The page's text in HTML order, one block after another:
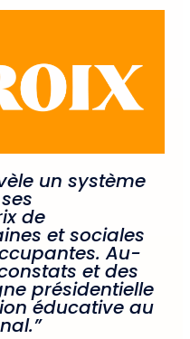
un système
de
et sociales
Au-
et des
présidentielle
éducative au